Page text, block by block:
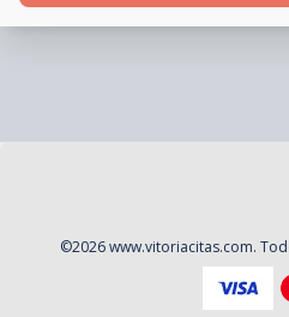
©2026 www.vitoriacitas.com.